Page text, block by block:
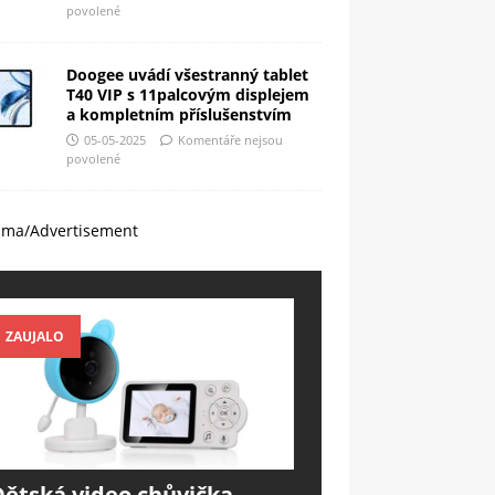
povolené
Doogee uvádí všestranný tablet
T40 VIP s 11palcovým displejem
a kompletním příslušenstvím
05-05-2025
Komentáře nejsou
povolené
Advertisement
ZAUJALO